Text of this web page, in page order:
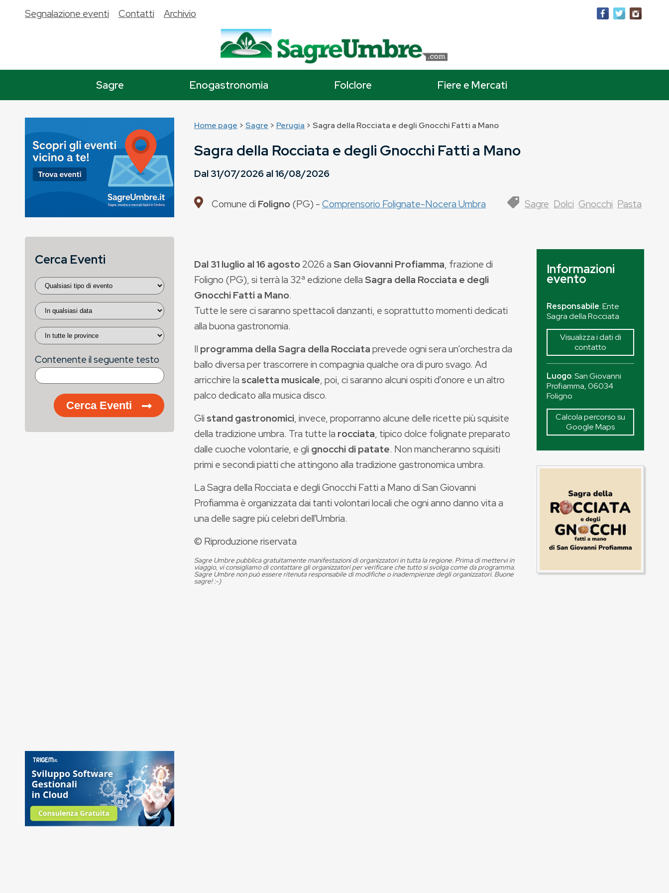
Sagre Enogastronomia Folclore Fiere e Mercati
Segnalazione eventi Contatti Archivio
Home page > Sagre > Perugia > Sagra della Rocciata e degli Gnocchi Fatti a Mano
Sagra della Rocciata e degli Gnocchi Fatti a Mano
Dal31/07/2026al16/08/2026
Comune di Foligno(PG) -Comprensorio Folignate-Nocera Umbra Sagre Dolci Gnocchi Pasta
Dal 31 luglio al 16 agosto2026 aSan Giovanni Profiamma, frazione di
Foligno (PG), si terrà la 32ª edizione dellaSagra della Rocciata e degli
Gnocchi Fatti a Mano.
Tutte le sere ci saranno spettacoli danzanti, e soprattutto momenti dedicati
alla buona gastronomia.
Il programma della Sagra della Rocciataprevede ogni sera un’orchestra da
ballo diversa per trascorrere in compagnia qualche ora di puro svago. Ad
arricchire la scaletta musicale, poi, ci saranno alcuni ospiti d'onore e un altro
palco dedicato alla musica disco.
Gli stand gastronomici, invece, proporranno alcune delle ricette più squisite
della tradizione umbra. Tra tutte la rocciata, tipico dolce folignate preparato
dalle cuoche volontarie, e gli gnocchi di patate. Non mancheranno squisiti
primi e secondi piatti che attingono alla tradizione gastronomica umbra.
La Sagra della Rocciata e degli Gnocchi Fatti a Mano di San Giovanni
Profiamma è organizzata dai tanti volontari locali che ogni anno danno vita a
una delle sagre più celebri dell'Umbria.
© Riproduzione riservata
Sagre Umbre pubblica gratuitamente manifestazioni di organizzatori in tutta la regione. Prima di mettervi in
viaggio, vi consigliamo di contattare gli organizzatori per verificare che tutto si svolga come da programma.
Sagre Umbre non può essere ritenuta responsabile di modifiche o inadempienze degli organizzatori. Buone
sagre! :-)
Informazioni
evento
Responsabile: Ente
Sagra della Rocciata
Visualizza i dati di
contatto
Luogo:San Giovanni
Profiamma,06034
Foligno
Calcola percorso su
Google Maps
Cerca Eventi
Contenente il seguente testo
Cerca Eventi